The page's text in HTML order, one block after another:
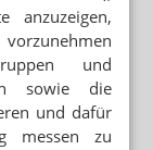
anzuzeigen,
und
sowie die
und dafür
messen zu